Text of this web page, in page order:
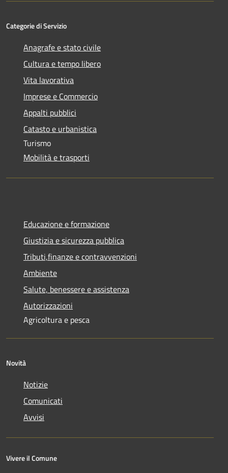
Categorie di Servizio
Anagrafe e stato civile
Cultura e tempo libero
Vita lavorativa
Imprese e Commercio
Appalti pubblici
Catasto e urbanistica
Turismo
Mobilità e trasporti
Educazione e formazione
Giustizia e sicurezza pubblica
Tributi,finanze e contravvenzioni
Ambiente
Salute, benessere e assistenza
Autorizzazioni
Agricoltura e pesca
Novità
Notizie
Comunicati
Avvisi
Vivere il Comune